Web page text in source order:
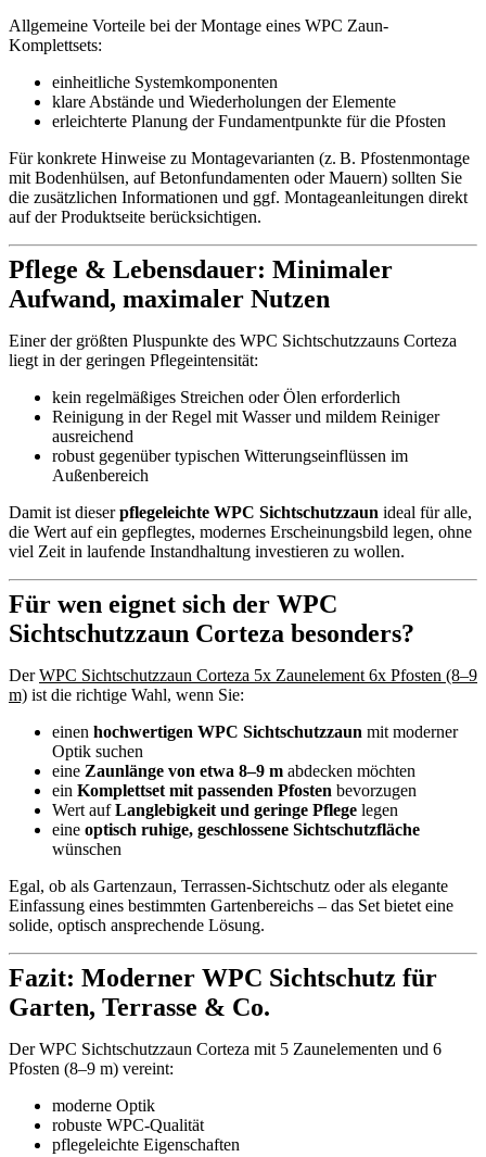
Allgemeine Vorteile bei der Montage eines WPC Zaun-
Komplettsets:
einheitliche Systemkomponenten
klare Abstände und Wiederholungen der Elemente
erleichterte Planung der Fundamentpunkte für die Pfosten
Für konkrete Hinweise zu Montagevarianten (z. B. Pfostenmontage
mit Bodenhülsen, auf Betonfundamenten oder Mauern) sollten Sie
die zusätzlichen Informationen und ggf. Montageanleitungen direkt
auf der Produktseite berücksichtigen.
Pflege & Lebensdauer: Minimaler
Aufwand, maximaler Nutzen
Einer der größten Pluspunkte des WPC Sichtschutzzauns Corteza
liegt in der geringen Pflegeintensität:
kein regelmäßiges Streichen oder Ölen erforderlich
Reinigung in der Regel mit Wasser und mildem Reiniger
ausreichend
robust gegenüber typischen Witterungseinflüssen im
Außenbereich
Damit ist dieserpflegeleichte WPC Sichtschutzzaun ideal für alle,
die Wert auf ein gepflegtes, modernes Erscheinungsbild legen, ohne
viel Zeit in laufende Instandhaltung investieren zu wollen.
Für wen eignet sich der WPC
Sichtschutzzaun Corteza besonders?
DerWPC Sichtschutzzaun Corteza 5x Zaunelement 6x Pfosten (8–9
m) ist die richtige Wahl, wenn Sie:
einen hochwertigen WPC Sichtschutzzaun mit moderner
Optik suchen
eine Zaunlänge von etwa 8–9 m abdecken möchten
ein Komplettset mit passenden Pfosten bevorzugen
Wert aufLanglebigkeit und geringe Pflege legen
eine optisch ruhige, geschlossene Sichtschutzfläche
wünschen
Egal, ob als Gartenzaun, Terrassen-Sichtschutz oder als elegante
Einfassung eines bestimmten Gartenbereichs – das Set bietet eine
solide, optisch ansprechende Lösung.
Fazit: Moderner WPC Sichtschutz für
Garten, Terrasse & Co.
Der WPC Sichtschutzzaun Corteza mit 5 Zaunelementen und 6
Pfosten (8–9 m) vereint:
moderne Optik
robuste WPC-Qualität
pflegeleichte Eigenschaften